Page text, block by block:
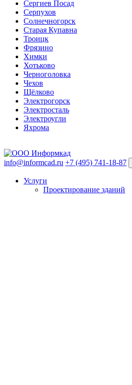
Сергиев Посад
Серпухов
Солнечногорск
Старая Купавна
Троицк
Фрязино
Химки
Хотьково
Черноголовка
Чехов
Щёлково
Электрогорск
Электросталь
Электроугли
Яхрома
info@informcad.ru +7 (495) 741-18-87
Услуги
Проектирование зданий